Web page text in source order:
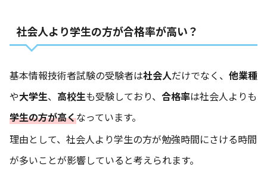
社会人より学生の方が合格率が高い？
基本情報技術者試験の受験者は社会人だけでなく、 他業種
や大学生、 高校生も受験しており、 合格率は社会人よりも
学生の方が高くなっています。
理由として、社会人より学生の方が勉強時間にさける時間
が多いことが影響していると考えられます。